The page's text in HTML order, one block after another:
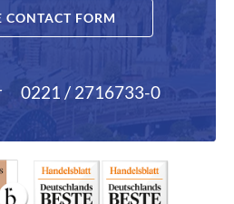
CONTACT FORM
0221 / 2716733-0